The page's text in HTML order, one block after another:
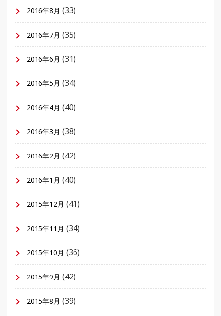
2016年8月 (33)
2016年7月 (35)
2016年6月 (31)
2016年5月 (34)
2016年4月 (40)
2016年3月 (38)
2016年2月 (42)
2016年1月 (40)
2015年12月 (41)
2015年11月 (34)
2015年10月 (36)
2015年9月 (42)
2015年8月 (39)